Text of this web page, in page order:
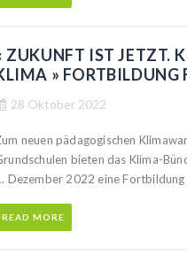
ZUKUNFT IST JETZT.
» FORTBILDUNG
28 Oktober 2022
neuen pädagogischen
bieten das Klima-
Dezember 2022 eine Fortbildung
READ MORE